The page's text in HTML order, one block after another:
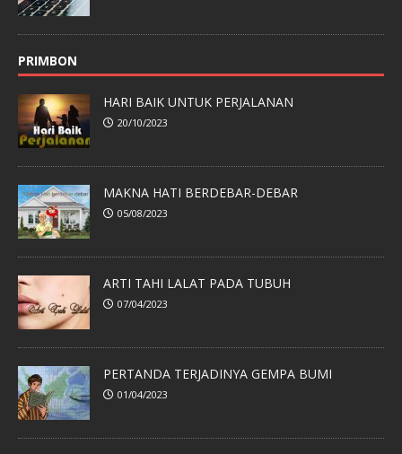
PRIMBON
HARI BAIK UNTUK PERJALANAN
20/10/2023
MAKNA HATI BERDEBAR-DEBAR
05/08/2023
ARTI TAHI LALAT PADA TUBUH
07/04/2023
PERTANDA TERJADINYA GEMPA BUMI
01/04/2023